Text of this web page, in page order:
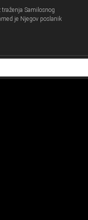
Samilosnog
je Njegov poslanik